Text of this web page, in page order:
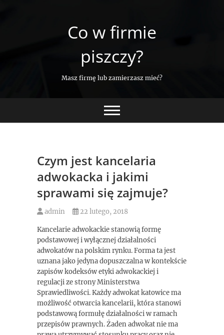
Co w firmie
piszczy?
Masz firmę lub zamierzasz mieć?
Czym jest kancelaria
adwokacka i jakimi
sprawami się zajmuje?
admin 22 lutego, 2018
Kancelarie adwokackie stanowią formę
podstawowej i wyłącznej działalności
adwokatów na polskim rynku. Forma ta jest
uznana jako jedyna dopuszczalna w kontekście
zapisów kodeksów etyki adwokackiej i
regulacji ze strony Ministerstwa
Sprawiedliwości. Każdy adwokat katowice ma
możliwość otwarcia kancelarii, która stanowi
podstawową formułę działalności w ramach
przepisów prawnych. Żaden adwokat nie ma